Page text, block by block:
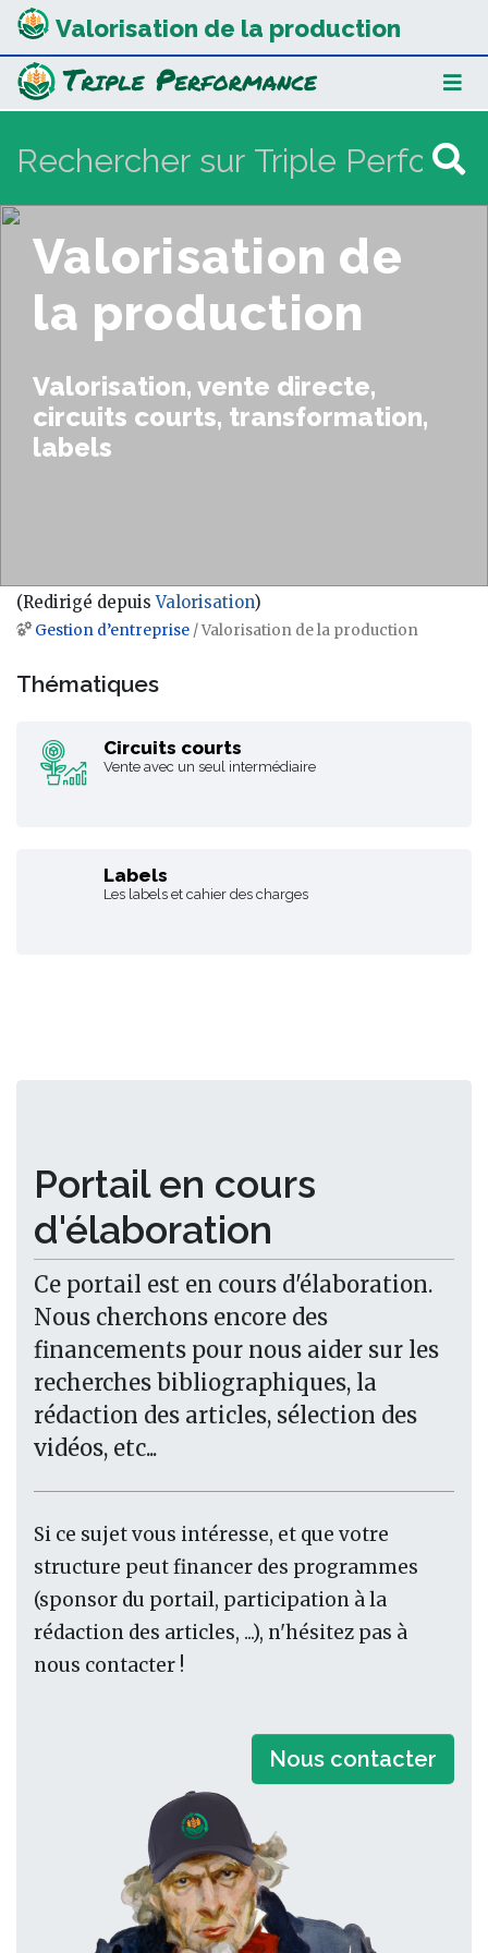
Valorisation de la production
Valorisation de
la production
Valorisation, vente directe,
circuits courts, transformation,
labels
(Redirigé depuisValorisation)
Aller à :navigation,rechercher
Gestion d’entreprise / Valorisation de la production
Thématiques
Circuits courts
Vente avec un seul intermédiaire
Labels
Les labels et cahier des charges
Portail en cours
d'élaboration
Ce portail est en cours d'élaboration.
Nous cherchons encore des
financements pour nous aider sur les
recherches bibliographiques, la
rédaction des articles, sélection des
vidéos, etc...
Si ce sujet vous intéresse, et que votre
structure peut financer des programmes
(sponsor du portail, participation à la
rédaction des articles, ...), n'hésitez pas à
nous contacter !
Nous contacter